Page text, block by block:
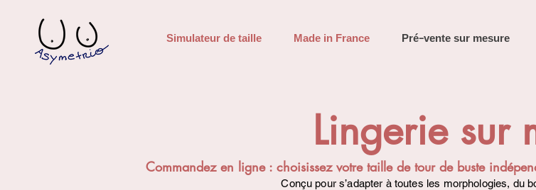
Simulateur de taille Made in France Pré-vente sur mesure
Lingerie sur
Commandez en ligne : choisissez votre taille de tour de buste
Conçu pour s’adapter à toutes les morphologies, du